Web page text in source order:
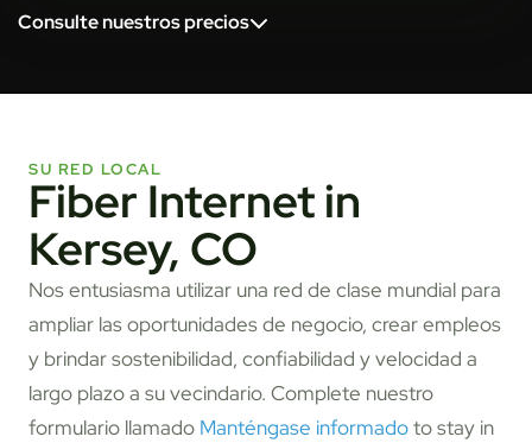
Consulte nuestros precios
SU RED LOCAL
Fiber Internet in
Kersey, CO
Nos entusiasma utilizar una red de clase mundial para
ampliar las oportunidades de negocio, crear empleos
y brindar sostenibilidad, confiabilidad y velocidad a
largo plazo a su vecindario. Complete nuestro
formulario llamado Manténgase informadoto stay in